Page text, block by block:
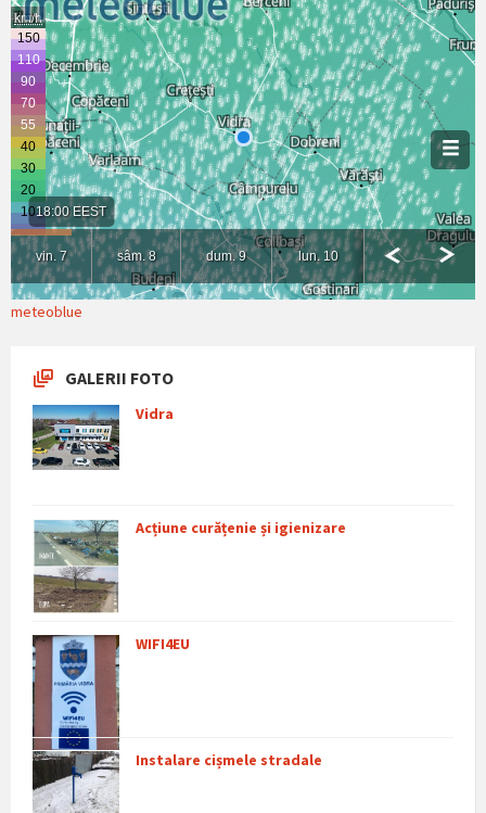
meteoblue
GALERII FOTO
Vidra
Acțiune curățenie și igienizare
WIFI4EU
Instalare cișmele stradale